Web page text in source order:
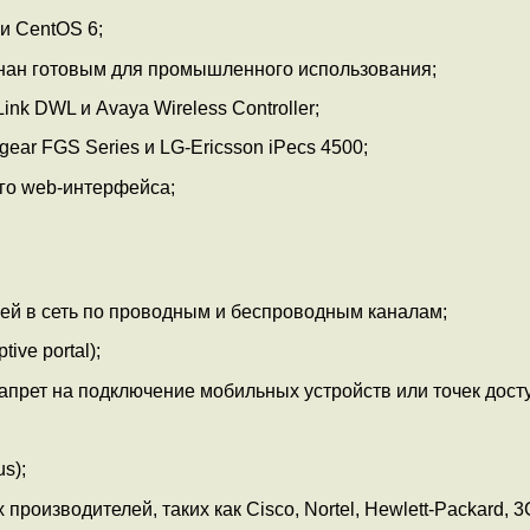
CentOS 6;
готовым для промышленного использования;
DWL и Avaya Wireless Controller;
FGS Series и LG-Ericsson iPecs 4500;
web-интерфейса;
в сеть по проводным и беспроводным каналам;
portal);
на подключение мобильных устройств или точек
таких как Cisco, Nortel, Hewlett-Packard,